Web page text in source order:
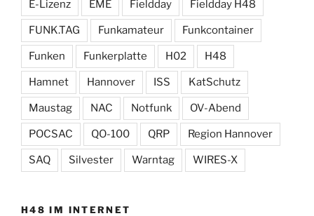
E-Lizenz EME Fieldday Fieldday H48
FUNK.TAG Funkamateur Funkcontainer
Funken Funkerplatte H02 H48
Hamnet Hannover ISS KatSchutz
Maustag NAC Notfunk OV-Abend
POCSAC QO-100 QRP Region Hannover
SAQ Silvester Warntag WIRES-X
H48 IM INTERNET